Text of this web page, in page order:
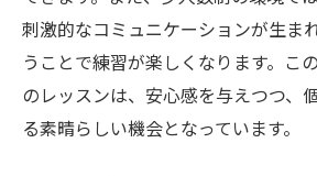
ル、ウテミル浦安駅前店
初心者に優しい環境作り
安心して通うためのサポー
不安を解消するオリエンテ
刺激的なコミュニケーションが生ま
うことで練習が楽しくなります。こ
のレッスンは、安心感を与えつつ、
る素晴らしい機会となっています。